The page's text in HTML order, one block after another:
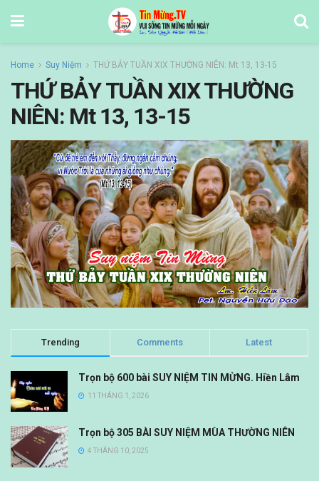
Home Suy Niệm THỨ BẢY TUẦN XIX THƯỜNG NIÊN: Mt 13, 13-15
THỨ BẢY TUẦN XIX THƯỜNG
NIÊN: Mt 13, 13-15
Trending Comments Latest
Trọn bộ 600 bài SUY NIỆM TIN MỪNG. Hiền Lâm
11 THÁNG 1, 2026
Trọn bộ 305 BÀI SUY NIỆM MÙA THƯỜNG NIÊN
4 THÁNG 10, 2025